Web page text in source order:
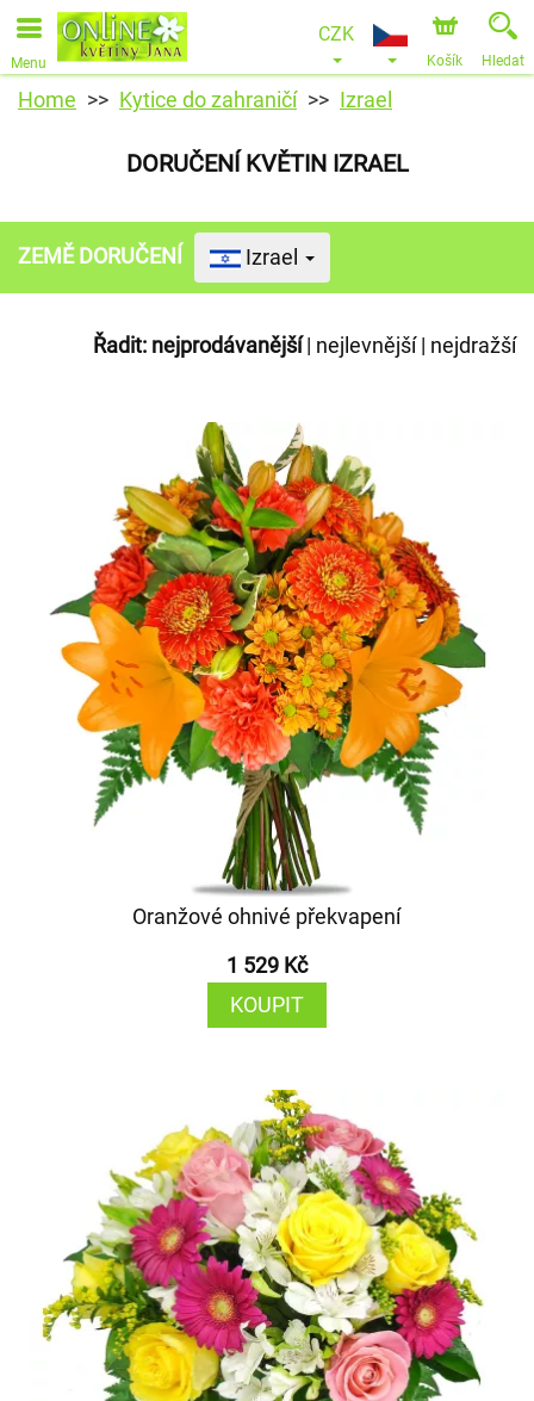
Menu
CZK
Košík Hledat
Home Kytice do zahraničí Izrael
DORUČENÍ KVĚTIN IZRAEL
ZEMĚ DORUČENÍ Izrael
Řadit: nejprodávanější| nejlevnější| nejdražší
Oranžové ohnivé překvapení
1 529 Kč
KOUPIT